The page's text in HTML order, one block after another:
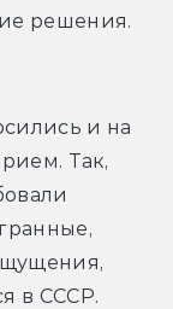
решения.
и на
Так,
в СССР.